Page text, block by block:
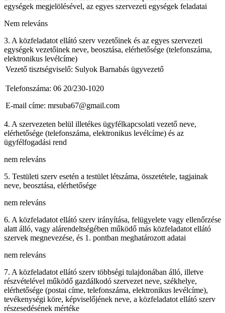
egységek megjelölésével, az egyes szervezeti egységek feladatai
Nem releváns
3. A közfeladatot ellátó szerv vezetőinek és az egyes szervezeti
egységek vezetőinek neve, beosztása, elérhetősége (telefonszáma,
elektronikus levélcíme)
Vezető tisztségviselő: Sulyok Barnabás ügyvezető
Telefonszáma: 06 20/230-1020
E-mail címe: mrsuba67@gmail.com
4. A szervezeten belül illetékes ügyfélkapcsolati vezető neve,
elérhetősége (telefonszáma, elektronikus levélcíme) és az
ügyfélfogadási rend
nem releváns
5. Testületi szerv esetén a testület létszáma, összetétele, tagjainak
neve, beosztása, elérhetősége
nem releváns
6. A közfeladatot ellátó szerv irányítása, felügyelete vagy ellenőrzése
alatt álló, vagy alárendeltségében működő más közfeladatot ellátó
szervek megnevezése, és 1. pontban meghatározott adatai
nem releváns
7. A közfeladatot ellátó szerv többségi tulajdonában álló, illetve
részvételével működő gazdálkodó szervezet neve, székhelye,
elérhetősége (postai címe, telefonszáma, elektronikus levélcíme),
tevékenységi köre, képviselőjének neve, a közfeladatot ellátó szerv
részesedésének mértéke